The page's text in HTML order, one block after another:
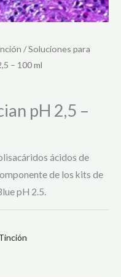
/Soluciones para
– 100 ml
pH 2,5 –
ácidos de
de los kits de
pH 2.5.